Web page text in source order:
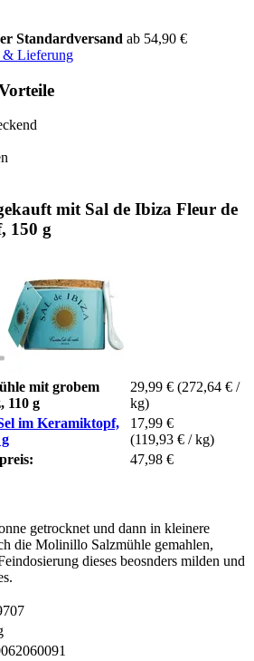
Standardversand ab 54,90 €
& Lieferung
mit Sal de Ibiza Fleur de
150 g
mit grobem
110 g
29,99 € (272,64 € /
kg)
im Keramiktopf,
17,99 €
(119,93 € / kg)
47,98 €
getrocknet und dann in kleinere
die Molinillo Salzmühle gemahlen,
dieses beosnders milden und